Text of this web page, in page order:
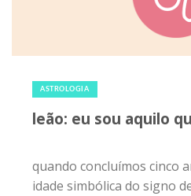
ASTROLOGIA
leão: eu sou aquilo
quando concluímos cinco
idade simbólica do signo